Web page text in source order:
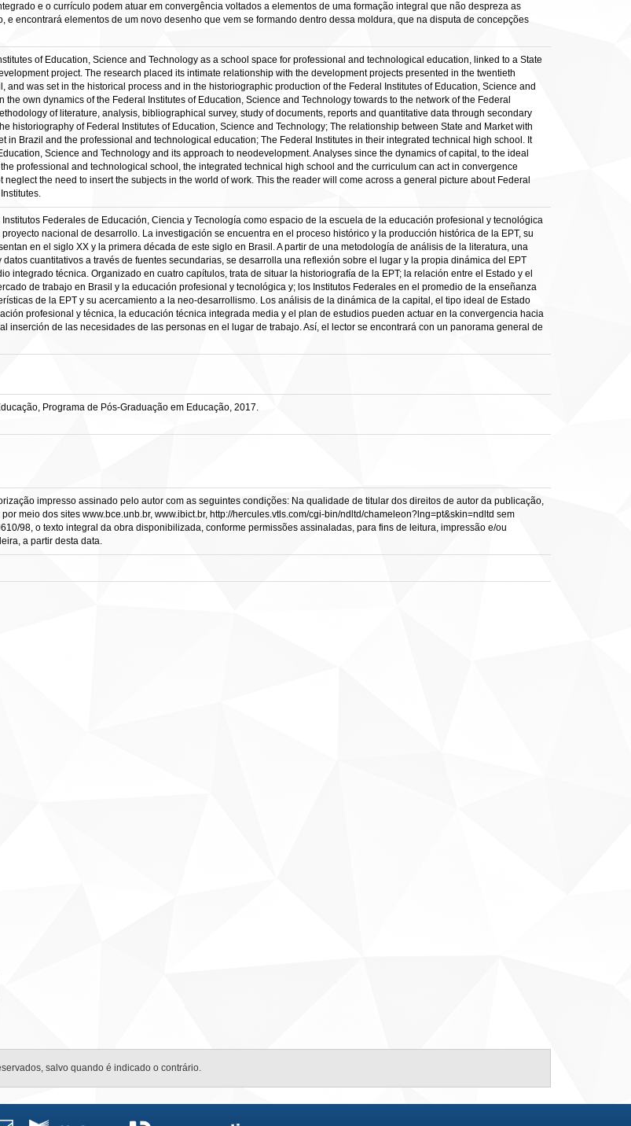
e o currículo podem atuar em convergência voltados a elementos de uma formação integral que não despreza as
encontrará elementos de um novo desenho que vem se formando dentro dessa moldura, que na disputa de concepções
of Education, Science and Technology as a school space for professional and technological education, linked to a State
project. The research placed its intimate relationship with the development projects presented in the twentieth
and was set in the historical process and in the historiographic production of the Federal Institutes of Education, Science and
own dynamics of the Federal Institutes of Education, Science and Technology towards to the network of the Federal
of literature, analysis, bibliographical survey, study of documents, reports and quantitative data through secondary
historiography of Federal Institutes of Education, Science and Technology; The relationship between State and Market with
in Brazil and the professional and technological education; The Federal Institutes in their integrated technical high school. It
Science and Technology and its approach to neodevelopment. Analyses since the dynamics of capital, to the ideal
professional and technological school, the integrated technical high school and the curriculum can act in convergence
the need to insert the subjects in the world of work. This the reader will come across a general picture about Federal
Federales de Educación, Ciencia y Tecnología como espacio de la escuela de la educación profesional y tecnológica
nacional de desarrollo. La investigación se encuentra en el proceso histórico y la producción histórica de la EPT, su
en el siglo XX y la primera década de este siglo en Brasil. A partir de una metodología de análisis de la literatura, una
cuantitativos a través de fuentes secundarias, se desarrolla una reflexión sobre el lugar y la propia dinámica del EPT
integrado técnica. Organizado en cuatro capítulos, trata de situar la historiografía de la EPT; la relación entre el Estado y el
de trabajo en Brasil y la educación profesional y tecnológica y; los Institutos Federales en el promedio de la enseñanza
de la EPT y su acercamiento a la neo-desarrollismo. Los análisis de la dinámica de la capital, el tipo ideal de Estado
profesional y técnica, la educación técnica integrada media y el plan de estudios pueden actuar en la convergencia hacia
inserción de las necesidades de las personas en el lugar de trabajo. Así, el lector se encontrará con un panorama general de
Programa de Pós-Graduação em Educação, 2017.
impresso assinado pelo autor com as seguintes condições: Na qualidade de titular dos direitos de autor da publicação,
meio dos sites www.bce.unb.br, www.ibict.br, http://hercules.vtls.com/cgi-bin/ndltd/chameleon?lng=pt&skin=ndltd sem
98, o texto integral da obra disponibilizada, conforme permissões assinaladas, para fins de leitura, impressão e/ou
a partir desta data.
salvo quando é indicado o contrário.